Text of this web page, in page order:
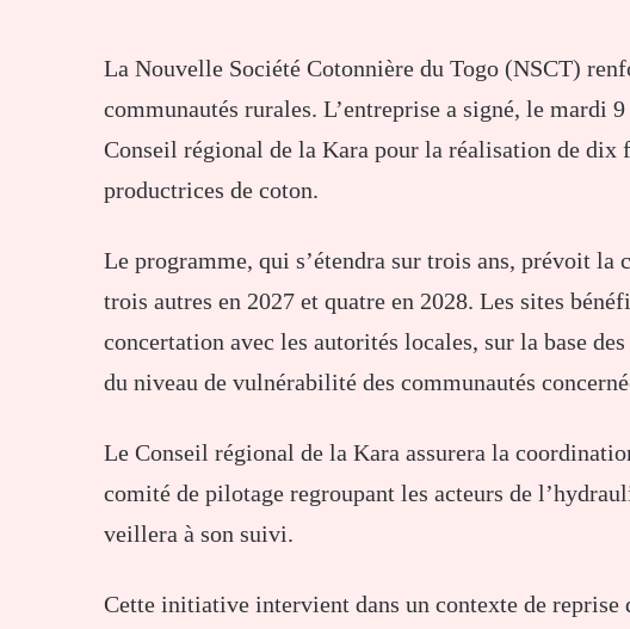
La Nouvelle Société Cotonnière du Togo (NSCT)
communautés rurales. L’entreprise a signé, le mardi
Conseil régional de la Kara pour la réalisation de dix
productrices de coton.
Le programme, qui s’étendra sur trois ans, prévoit la
trois autres en 2027 et quatre en 2028. Les sites
concertation avec les autorités locales, sur la base
du niveau de vulnérabilité des communautés
Le Conseil régional de la Kara assurera la
comité de pilotage regroupant les acteurs de
veillera à son suivi.
Cette initiative intervient dans un contexte de